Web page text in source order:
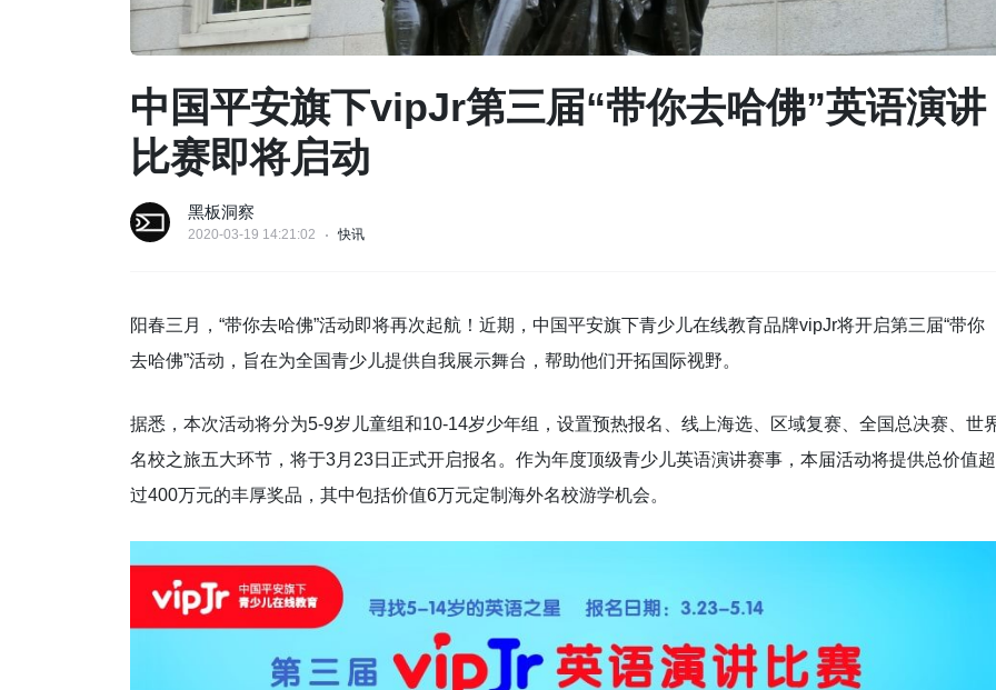
中国平安旗下vipJr第三届“带你去哈佛”英语演讲
比赛即将启动
黑板洞察
2020-03-19 14:21:02 快讯
阳春三月，“带你去哈佛”活动即将再次起航！近期，中国平安旗下青少儿在线教育品牌vipJr将开启第三届“带你
去哈佛”活动，旨在为全国青少儿提供自我展示舞台，帮助他们开拓国际视野。
据悉，本次活动将分为5-9岁儿童组和10-14岁少年组，设置预热报名、线上海选、区域复赛、全国总决赛、世
名校之旅五大环节，将于3月23日正式开启报名。作为年度顶级青少儿英语演讲赛事，本届活动将提供总价值超
过400万元的丰厚奖品，其中包括价值6万元定制海外名校游学机会。